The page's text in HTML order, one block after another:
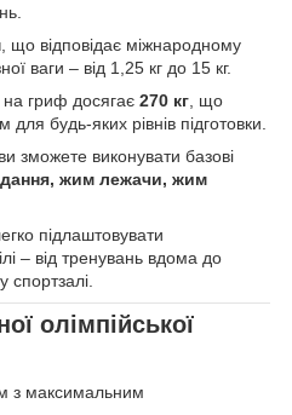
, що відповідає міжнародному
ваги – від 1,25 кг до 15 кг.
гриф досягає 270 кг , що
будь-яких рівнів підготовки.
зможете виконувати базові
жим лежачи, жим
підлаштовувати
– від тренувань вдома до
спортзалі.
олімпійської
з максимальним